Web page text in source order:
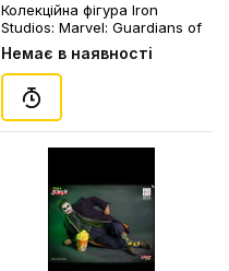
Колекційна фігура Iron
Studios: Marvel: Guardians of
the Galaxy (Vol.2): Yondu
and Groot (Deluxe)
(Sideshow CON 2023
Exclusive), (950720)
Немає в наявності